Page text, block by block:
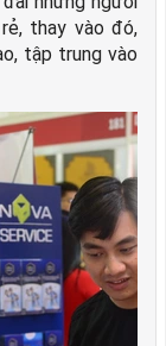
thay vào đó,
tập trung vào